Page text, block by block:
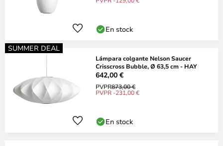
En stock
SUMMER DEAL
Lámpara colgante Nelson Saucer
Crisscross Bubble, Ø 63,5 cm - HAY
642,00 €
PVPR873,00 €
PVPR -231,00 €
En stock